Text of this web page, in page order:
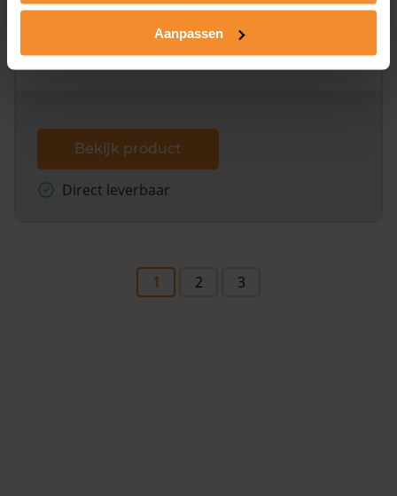
Aanpassen
Een uitgebreid overzicht van het perceel en
omliggende percelen met de kadastrale erfgrenzen,
dit inclusief de luchtfoto!
Bekijk product
Direct leverbaar
1 2 3